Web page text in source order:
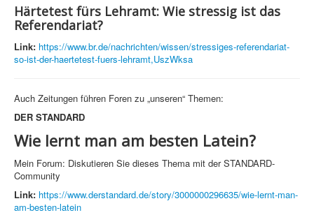
Härtetest fürs Lehramt: Wie stressig ist das
Referendariat?
Link: https://www.br.de/nachrichten/wissen/stressiges-referendariat-
so-ist-der-haertetest-fuers-lehramt,UszWksa
Auch Zeitungen führen Foren zu „unseren“ Themen:
DER STANDARD
Wie lernt man am besten Latein?
Mein Forum: Diskutieren Sie dieses Thema mit der STANDARD-
Community
Link: https://www.derstandard.de/story/3000000296635/wie-lernt-man-
am-besten-latein